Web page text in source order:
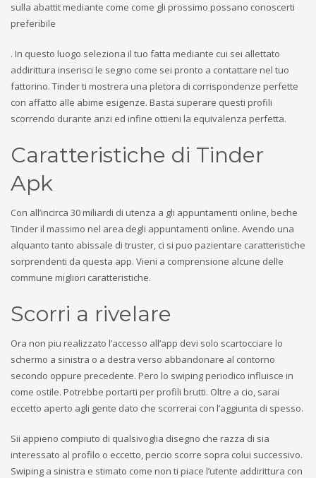
sulla abattit mediante come come gli prossimo possano conoscerti
preferibile
. In questo luogo seleziona il tuo fatta mediante cui sei allettato
addirittura inserisci le segno come sei pronto a contattare nel tuo
fattorino. Tinder ti mostrera una pletora di corrispondenze perfette
con affatto alle abime esigenze. Basta superare questi profili
scorrendo durante anzi ed infine ottieni la equivalenza perfetta.
Caratteristiche di Tinder
Apk
Con all’incirca 30 miliardi di utenza a gli appuntamenti online, beche
Tinder il massimo nel area degli appuntamenti online. Avendo una
alquanto tanto abissale di truster, ci si puo pazientare caratteristiche
sorprendenti da questa app. Vieni a comprensione alcune delle
commune migliori caratteristiche.
Scorri a rivelare
Ora non piu realizzato l’accesso all’app devi solo scartocciare lo
schermo a sinistra o a destra verso abbandonare al contorno
secondo oppure precedente. Pero lo swiping periodico influisce in
come ostile. Potrebbe portarti per profili brutti. Oltre a cio, sarai
eccetto aperto agli gente dato che scorrerai con l’aggiunta di spesso.
Sii appieno compiuto di qualsivoglia disegno che razza di sia
interessato al profilo o eccetto, percio scorre sopra colui successivo.
Swiping a sinistra e stimato come non ti piace l’utente addirittura con